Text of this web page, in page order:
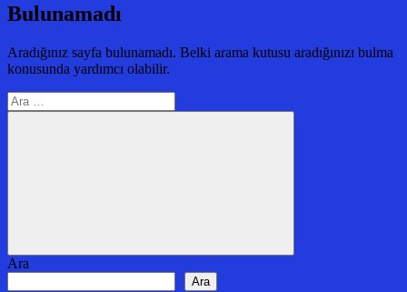
Bulunamadı
Aradığınız sayfa bulunamadı. Belki arama kutusu aradığınızı bulma
konusunda yardımcı olabilir.
Arama:
Ara
Ara
Ara